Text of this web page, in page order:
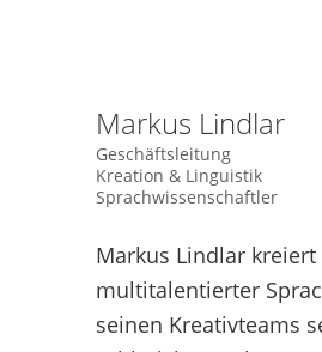
Markus Lindlar
Geschäftsleitung
Kreation & Linguistik
Sprachwissenschaftler
Markus Lindlar kreiert
multitalentierter
seinen Kreativteams